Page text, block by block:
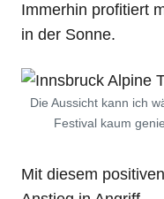
Immerhin profitiert
in der Sonne.
Die Aussicht kann ich
Festival kaum
Mit diesem